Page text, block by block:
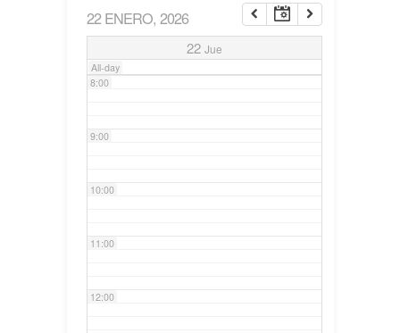
22 ENERO, 2026
22 Jue
All-day
7:00
8:00
9:00
10:00
11:00
12:00